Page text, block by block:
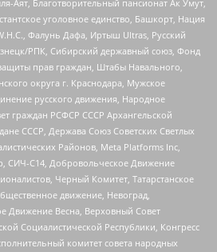
Аят, Благотворительный пансионат Ак Умут,
уголовное единство, Башкорт, Нация
Фалунь Дафа, Иртыш Ultras, Русский
РПК, Сибирский державный союз, Фонд
прав граждан, Штабы Навального,
округа г. Краснодара, Мужское
русского движения, Народное
граждан РСФСР СССР Архангельской
СССР, Держава Союз Советских Светлых
Районов, Meta Platforms Inc,
СИЧ-С14, Добровольческое Движение
Черный Комитет, Татарстанское
движение, Невоград,
Движение Весна, Верховный Совет
Социалистической Республики, Конгресс
комитет совета народных